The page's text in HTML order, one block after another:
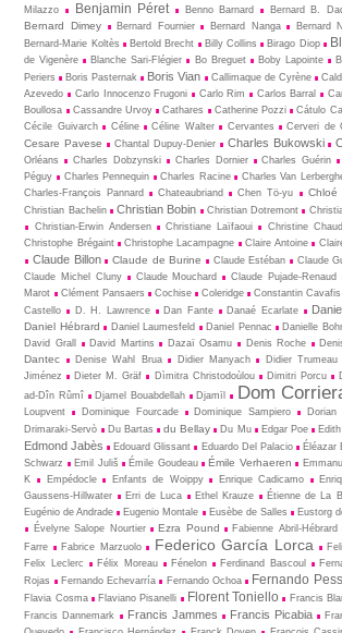
Milazzo
Benjamin Péret Benno Barnard Bernard B.
Bernard Dimey Bernard Fournier Bernard Nanga Bernard
Bernard-Marie Koltès
Bertold Brecht Billy Collins Birago Diop
de Vigenère
Blanche Sari-Flégier Bo Breguet Boby Lapointe
Periers
Boris Pasternak Boris Vian Callimaque de Cyrène
Azevedo
Carlo Innocenzo Frugoni Carlo Rim Carlos Barral
Boullosa
Cassandre Urvoy Cathares Catherine Pozzi Cátulo
Cécile Guivarch
Céline Céline Walter Cervantes Cerveri de
Cesare Pavese Chantal Dupuy-Denier Charles Bukowski
Orléans
Charles Dobzynski Charles Dornier Charles Guérin
Péguy
Charles Pennequin Charles Racine Charles Van
Charles-François Pannard
Chateaubriand Chen Tö-yu Chloé
Christian Bachelin
Christian Bobin Christian Dotremont
Christian-Erwin Andersen
Christiane Laïfaoui Christine
Christophe Brégaint
Christophe Lacampagne Claire Antoine
Claude Billon Claude de Burine Claude Estéban Claude
Claude Michel Cluny Claude Mouchard Claude Pujade-Renaud
Marot
Clément Pansaers Cochise Coleridge Constantin Cavafis
Castello
D. H. Lawrence Dan Fante Danaé Ecarlate
Daniel Hébrard Daniel Laumesfeld Daniel Pennac Danielle Bohr
David Grall
David Martins Dazaï Osamu Denis Roche
Dantec
Denise Wahl Brua Didier Manyach Didier Trumeau
Jiménez
Dieter M. Gräf Dìmitra Christodoùlou Dimitri Porcu
ad-Dîn Rûmî
Djamel Bouabdellah Djamīl Dom
Loupvent
Dominique Fourcade Dominique Sampiero Dorian
Drimaraki-Servò
Du Bartas du Bellay Du Mu Edgar Poe
Edmond Jabès
Edouard Glissant Eduardo Del Palacio Éléazar
Schwarz
Emil Juliš Émile Goudeau Émile Verhaeren
K
Empédocle Enfants de Woippy Enrique Cadicamo
Gaussens-Hillwater
Erri de Luca Ethel Krauze Étienne de La
Eugénio de Andrade Eugenio Montale Eusèbe de Salles Eustorg
Évelyne Salope Nourtier
Ezra Pound Fabienne Abril-Hébrard
Farre
Fabrice Marzuolo Federico García Lorca
Felix Leclerc
Félix Moreau Fénelon Ferdinand Bascoul
Rojas
Fernando Echevarría Fernando Ochoa Fernando
Flavia Cosma Flaviano Pisanelli Florent Toniello Francis
Francis Dannemark Francis Jammes Francis Picabia